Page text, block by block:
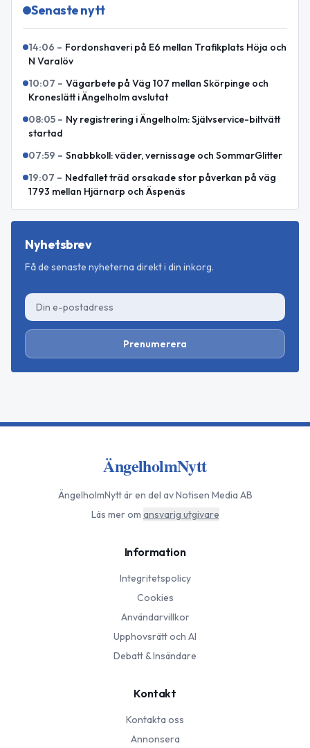
Senaste nytt
14:06 – Fordonshaveri på E6 mellan Trafikplats Höja och
N Varalöv
10:07 – Vägarbete på Väg 107 mellan Skörpinge och
Kroneslätt i Ängelholm avslutat
08:05 – Ny registrering i Ängelholm: Självservice-biltvätt
startad
07:59 – Snabbkoll: väder, vernissage och SommarGlitter
19:07 – Nedfallet träd orsakade stor påverkan på väg
1793 mellan Hjärnarp och Äspenäs
Nyhetsbrev
Få de senaste nyheterna direkt i din inkorg.
Prenumerera
ÄngelholmNytt
ÄngelholmNyttär en del av Notisen Media AB
Läs mer om ansvarig utgivare
Information
Integritetspolicy
Cookies
Användarvillkor
Upphovsrätt och AI
Debatt & Insändare
Kontakt
Kontakta oss
Annonsera